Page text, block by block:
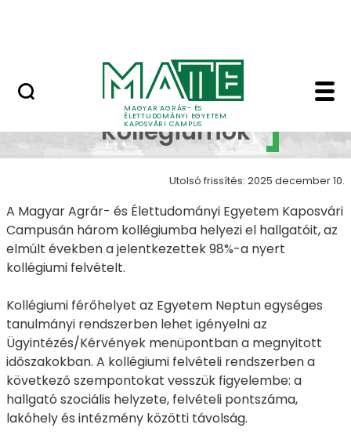
MAGYAR AGRÁR- ÉS
ÉLETTUDOMÁNYI EGYETEM
KAPOSVÁRI CAMPUS
Kollégiumok -
Campus
Kollégiumok
Utolsó frissítés: 2025 december 10.
A Magyar Agrár- és Élettudományi Egyetem Kaposvári
Campusán három kollégiumba helyezi el hallgatóit, az
elmúlt években a jelentkezettek 98%-a nyert
kollégiumi felvételt.
Kollégiumi férőhelyet az Egyetem Neptun egységes
tanulmányi rendszerben lehet igényelni az
Ügyintézés/Kérvények menüpontban a megnyitott
időszakokban. A kollégiumi felvételi rendszerben a
következő szempontokat vesszük figyelembe: a
hallgató szociális helyzete, felvételi pontszáma,
lakóhely és intézmény közötti távolság.